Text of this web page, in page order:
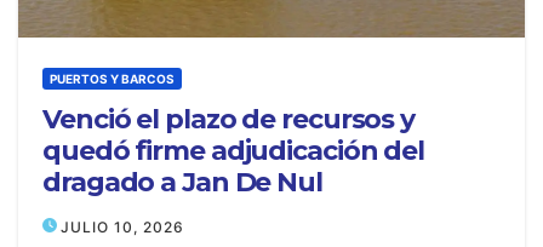
PUERTOS Y BARCOS
Venció el plazo de recursos y
quedó firme adjudicación del
dragado a Jan De Nul
JULIO 10, 2026